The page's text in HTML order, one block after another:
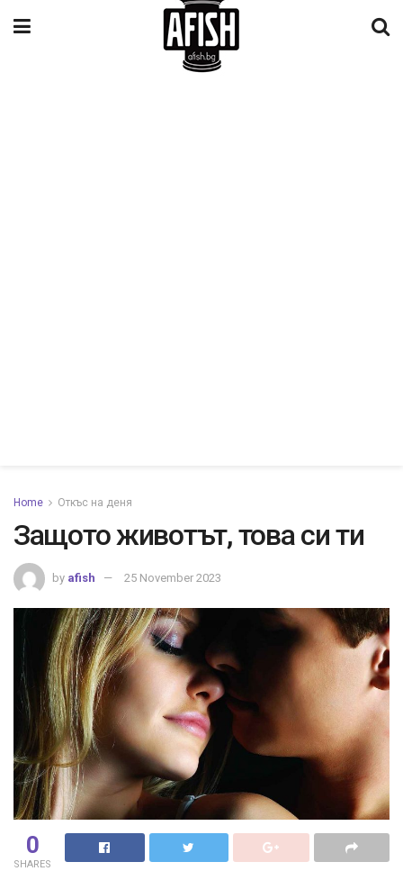
Home Откъс на деня
Защото животът, това си ти
by afish 25 November 2023
0
SHARES